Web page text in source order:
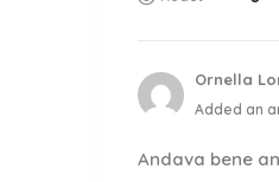
Ornella
Added an
Andava bene